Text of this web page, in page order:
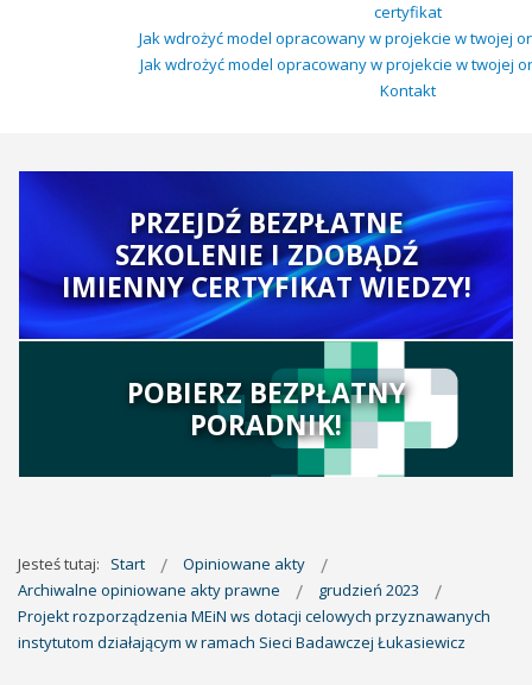
certyfikat
Jak wdrożyć model opracowany w projekcie w twojej
Jak wdrożyć model opracowany w projekcie w twojej
Kontakt
PRZEJDŹ BEZPŁATNE
SZKOLENIE I ZDOBĄDŹ
IMIENNY CERTYFIKAT WIEDZY!
POBIERZ BEZPŁATNY
PORADNIK!
Jesteś tutaj: Start
Opiniowane akty
Archiwalne opiniowane akty prawne
grudzień 2023
Projekt rozporządzenia MEiN ws dotacji celowych przyznawanych
instytutom działającym w ramach Sieci Badawczej Łukasiewicz